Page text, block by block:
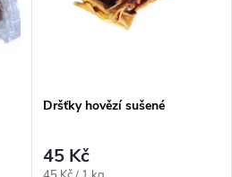
Dršťky hovězí sušené
45 Kč